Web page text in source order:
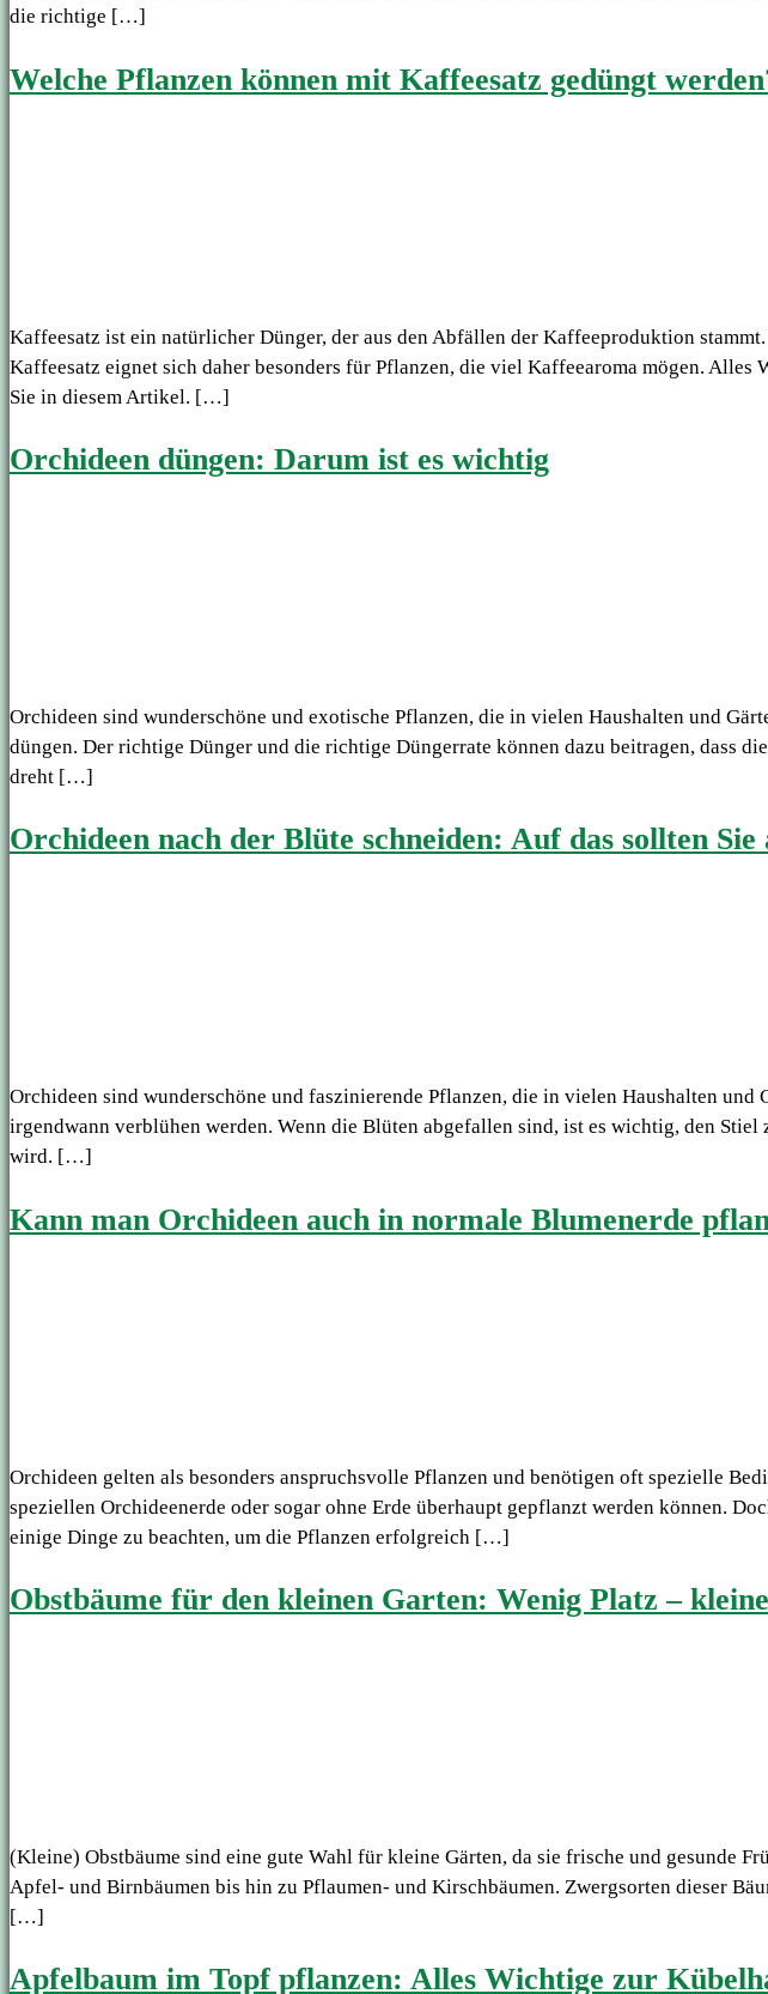
die richtige […]
Welche Pflanzen können mit Kaffeesatz gedüngt
Kaffeesatz ist ein natürlicher Dünger, der aus den Abfällen der Kaffeeproduktion
Kaffeesatz eignet sich daher besonders für Pflanzen, die viel Kaffeearoma mögen.
Sie in diesem Artikel. […]
Orchideen düngen: Darum ist es wichtig
Orchideen sind wunderschöne und exotische Pflanzen, die in vielen Haushalten und
düngen. Der richtige Dünger und die richtige Düngerrate können dazu beitragen, dass
dreht […]
Orchideen nach der Blüte schneiden: Auf das sollten Sie
Orchideen sind wunderschöne und faszinierende Pflanzen, die in vielen Haushalten
irgendwann verblühen werden. Wenn die Blüten abgefallen sind, ist es wichtig, den
wird. […]
Kann man Orchideen auch in normale Blumenerde
Orchideen gelten als besonders anspruchsvolle Pflanzen und benötigen oft spezielle
speziellen Orchideenerde oder sogar ohne Erde überhaupt gepflanzt werden können.
einige Dinge zu beachten, um die Pflanzen erfolgreich […]
Obstbäume für den kleinen Garten: Wenig Platz –
(Kleine) Obstbäume sind eine gute Wahl für kleine Gärten, da sie frische und gesunde
Apfel- und Birnbäumen bis hin zu Pflaumen- und Kirschbäumen. Zwergsorten dieser
[…]
Apfelbaum im Topf pflanzen: Alles Wichtige zur